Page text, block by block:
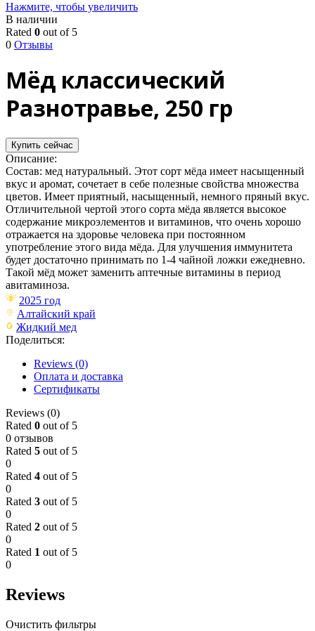
Нажмите, чтобы увеличить
В наличии
Rated 0 out of 5
0 Отзывы
Мёд классический
Разнотравье, 250 гр
Купить сейчас
Описание:
Состав: мед натуральный. Этот сорт мёда имеет насыщенный
вкус и аромат, сочетает в себе полезные свойства множества
цветов. Имеет приятный, насыщенный, немного пряный вкус.
Отличительной чертой этого сорта мёда является высокое
содержание микроэлементов и витаминов, что очень хорошо
отражается на здоровье человека при постоянном
употребление этого вида мёда. Для улучшения иммунитета
будет достаточно принимать по 1-4 чайной ложки ежедневно.
Такой мёд может заменить аптечные витамины в период
авитаминоза.
2025 год
Алтайский край
Жидкий мед
Поделиться:
Reviews (0)
Оплата и доставка
Сертификаты
Reviews (0)
Rated 0 out of 5
0 отзывов
Rated 5 out of 5
0
Rated 4 out of 5
0
Rated 3 out of 5
0
Rated 2 out of 5
0
Rated 1 out of 5
0
Reviews
Очистить фильтры